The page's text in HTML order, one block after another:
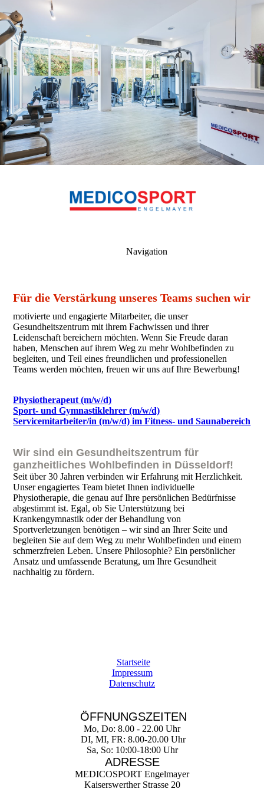
Navigation
Für die Verstärkung unseres Teams suchen wir
motivierte und engagierte Mitarbeiter, die unser
Gesundheitszentrum mit ihrem Fachwissen und ihrer
Leidenschaft bereichern möchten. Wenn Sie Freude daran
haben, Menschen auf ihrem Weg zu mehr Wohlbefinden zu
begleiten, und Teil eines freundlichen und professionellen
Teams werden möchten, freuen wir uns auf Ihre Bewerbung!
Physiotherapeut (m/w/d)
Sport- und Gymnastiklehrer (m/w/d)
Servicemitarbeiter/in (m/w/d) im Fitness- und Saunabereich
Wir sind ein Gesundheitszentrum für
ganzheitliches Wohlbefinden in Düsseldorf!
Seit über 30 Jahren verbinden wir Erfahrung mit Herzlichkeit.
Unser engagiertes Team bietet Ihnen individuelle
Physiotherapie, die genau auf Ihre persönlichen Bedürfnisse
abgestimmt ist. Egal, ob Sie Unterstützung bei
Krankengymnastik oder der Behandlung von
Sportverletzungen benötigen – wir sind an Ihrer Seite und
begleiten Sie auf dem Weg zu mehr Wohlbefinden und einem
schmerzfreien Leben. Unsere Philosophie? Ein persönlicher
Ansatz und umfassende Beratung, um Ihre Gesundheit
nachhaltig zu fördern.
Startseite
Impressum
Datenschutz
ÖFFNUNGSZEITEN
Mo, Do: 8.00 - 22.00 Uhr
DI, MI, FR: 8.00-20.00 Uhr
Sa, So: 10:00-18:00 Uhr
ADRESSE
MEDICOSPORT Engelmayer
Kaiserswerther Strasse 20